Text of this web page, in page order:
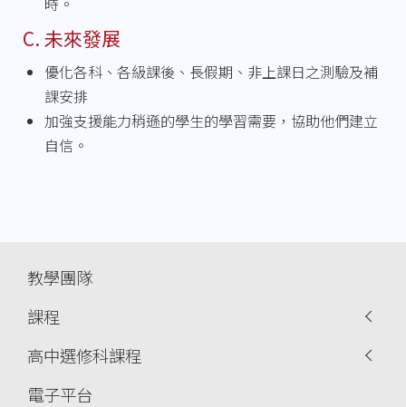
C. 未來發展
優化各科、各級課後、長假期、非上課日之測驗及補
課安排
加強支援能力稍遜的學生的學習需要，協助他們建立
自信。
navigation
教學團隊
課程
高中選修科課程
電子平台